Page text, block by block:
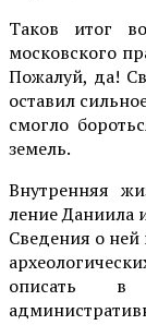
Таков итог
мо­сковского
По­жалуй, да!
оста­вил
смог­ло
земель.
Внутренняя
ление Даниила
Сведения о
описать в